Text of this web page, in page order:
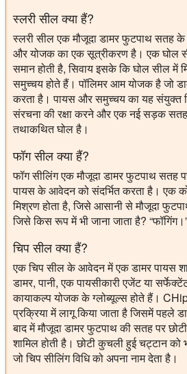
स्लरी सील क्या हैं?
स्लरी सील एक मौजूदा डामर फुटपाथ सतह के
और योजक का एक सूत्रीकरण है। एक घोल
समान होती है, सिवाय इसके कि घोल सील
समुच्चय होते हैं। पॉलिमर आम योजक है जो
करता है। पायस और समुच्चय का यह संयुक्त
संरचना की रक्षा करने और एक नई सड़क
तथाकथित घोल है।
फॉग सील क्या हैं?
फॉग सीलिंग एक मौजूदा डामर फुटपाथ सतह
पायस के आवेदन को संदर्भित करता है। एक
मिश्रण होता है, जिसे आसानी से मौजूदा
जिसे किस रूप में भी जाना जाता है?
चिप सील क्या हैं?
एक चिप सील के आवेदन में एक डामर पायस
डामर, पानी, एक पायसीकारी एजेंट या
कायाकल्प योजक के ग्लोब्यूल्स होते हैं।
प्रक्रिया में लागू किया जाता है जिसमें पहले
बाद में मौजूदा डामर फुटपाथ की सतह पर
शामिल होती है। छोटी कुचली हुई चट्टान को
जो चिप सीलिंग विधि को अपना नाम देता है।